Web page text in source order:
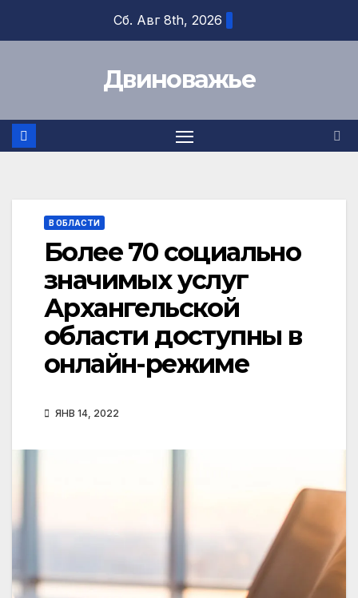
Сб. Авг 8th, 2026
Двиноважье
В ОБЛАСТИ
Более 70 социально
значимых услуг
Архангельской
области доступны в
онлайн-режиме
ЯНВ 14, 2022